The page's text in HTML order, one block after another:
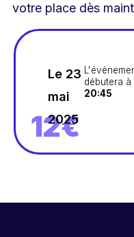
votre place dès
12€
Le 23
mai
2025
débutera à
20:45